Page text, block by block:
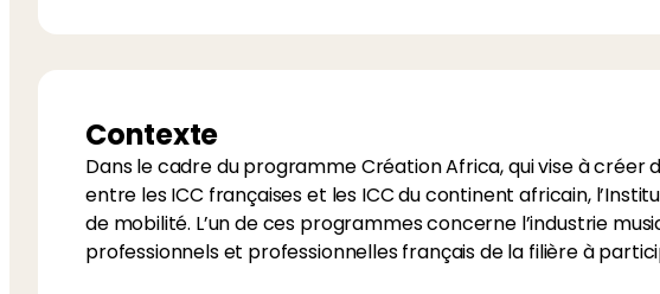
Contexte
Dans le cadre du programme Création Africa, qui vise à créer
entre les ICC françaises et les ICC du continent africain,
de mobilité. L’un de ces programmes concerne l’industrie
professionnels et professionnelles français de la filière à